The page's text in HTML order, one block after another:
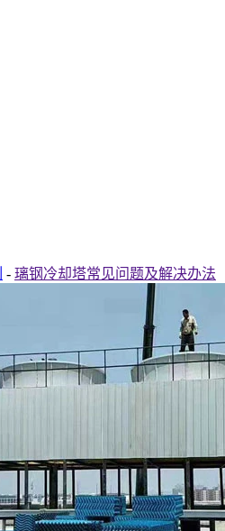
- 璃钢冷却塔常见问题及解决办法